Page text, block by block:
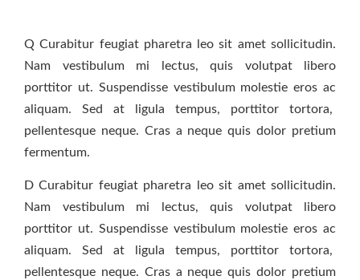
Q Curabitur feugiat pharetra leo sit amet sollicitudin.
Nam vestibulum mi lectus, quis volutpat libero
porttitor ut. Suspendisse vestibulum molestie eros ac
aliquam. Sed at ligula tempus, porttitor tortora,
pellentesque neque. Cras a neque quis dolor pretium
fermentum.
D Curabitur feugiat pharetra leo sit amet sollicitudin.
Nam vestibulum mi lectus, quis volutpat libero
porttitor ut. Suspendisse vestibulum molestie eros ac
aliquam. Sed at ligula tempus, porttitor tortora,
pellentesque neque. Cras a neque quis dolor pretium